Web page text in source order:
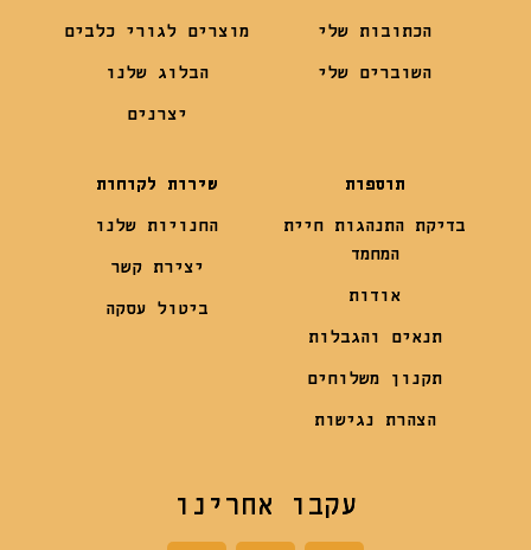
הכתובות שלי
השוברים שלי
מוצרים לגורי כלבים
הבלוג שלנו
יצרנים
תוספות
בדיקת התנהגות חיית
המחמד
אודות
תנאים והגבלות
תקנון משלוחים
הצהרת נגישות
שירות לקוחות
החנויות שלנו
יצירת קשר
ביטול עסקה
עקבו אחרינו